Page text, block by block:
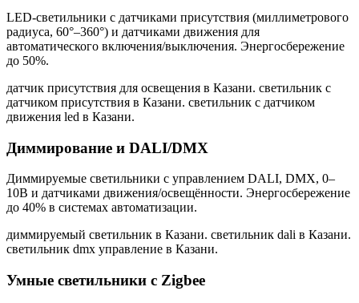
LED-светильники с датчиками присутствия (миллиметрового
радиуса, 60°–360°) и датчиками движения для
автоматического включения/выключения. Энергосбережение
до 50%.
датчик присутствия для освещения в Казани. светильник с
датчиком присутствия в Казани. светильник с датчиком
движения led в Казани.
Диммирование и DALI/DMX
Диммируемые светильники с управлением DALI, DMX, 0–
10В и датчиками движения/освещённости. Энергосбережение
до 40% в системах автоматизации.
диммируемый светильник в Казани. светильник dali в Казани.
светильник dmx управление в Казани.
Умные светильники с Zigbee